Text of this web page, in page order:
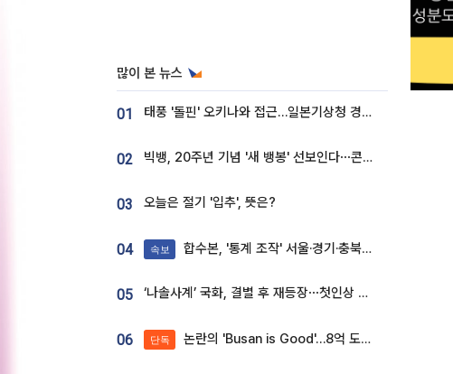
많이 본 뉴스
01 태풍 '돌핀' 오키나와 접근…일본기상청 경로 업데이트
02 빅뱅, 20주년 기념 '새 뱅봉' 선보인다⋯콘서트 앞두고 팝업 개최
03 오늘은 절기 '입추', 뜻은?
04 속보 합수본, '통계 조작' 서울·경기·충북 선관위 등 추가 압수수색
05 ‘나솔사계’ 국화, 결별 후 재등장⋯첫인상 투표 휩쓸고 ‘인기녀’ 등극
06 단독 논란의 'Busan is Good'…8억 도시브랜드, 용산 대통령실 CI 업체가 수행